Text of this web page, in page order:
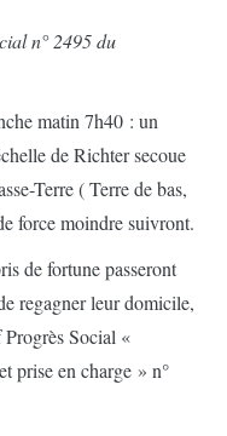
n° 2495 du
matin 7h40 : un
de Richter secoue
Terre ( Terre de bas,
force moindre suivront.
de fortune passeront
regagner leur domicile,
Social «
prise en charge » n°